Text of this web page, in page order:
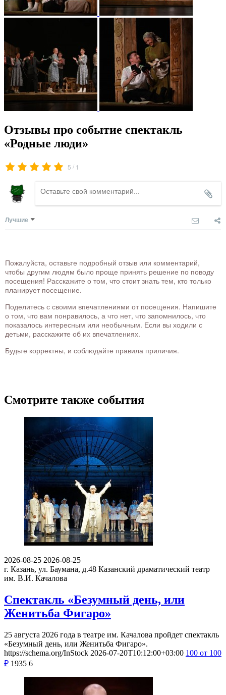
Отзывы про событие спектакль
«Родные люди»
5 / 1
Лучшие
Пожалуйста, оставьте подробный отзыв или комментарий,
чтобы другим людям было проще принять решение по поводу
посещения! Расскажите о том, что стоит знать тем, кто только
планирует посещение.
Поделитесь с своими впечатлениями от посещения. Напишите
о том, что вам понравилось, а что нет, что запомнилось, что
показалось интересным или необычным. Если вы ходили с
детьми, расскажите об их впечатлениях.
Будьте корректны, и соблюдайте правила приличия.
Смотрите также события
2026-08-25 2026-08-25
г. Казань, ул. Баумана, д.48 Казанский драматический театр
им. В.И. Качалова
Спектакль «Безумный день, или
Женитьба Фигаро»
25 августа 2026 года в театре им. Качалова пройдет спектакль
«Безумный день, или Женитьба Фигаро».
https://schema.org/InStock 2026-07-20T10:12:00+03:00 100 от 100
₽ 1935 6